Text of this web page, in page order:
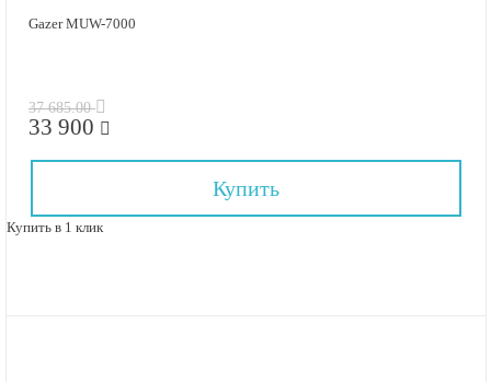
Gazer MUW-7000
37 685.00
33 900
Купить
Купить в 1 клик